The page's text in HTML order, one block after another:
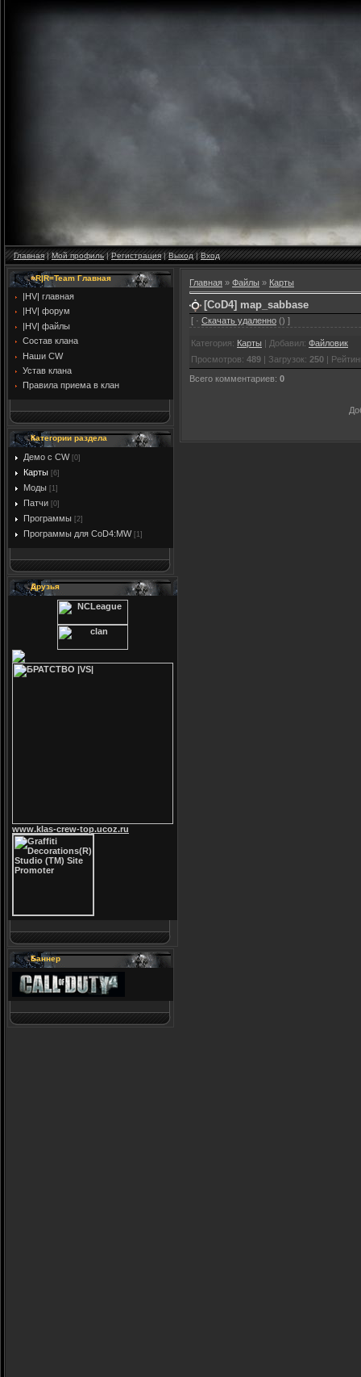
Главная|Мой профиль|Регистрация|Выход|Вход
=R|R=Team Главная
|HV| главная
|HV| форум
|HV| файлы
Cостав клана
Наши CW
Устав клана
Правила приема в клан
Категории раздела
Демо с CW [0]
Карты [6]
Моды [1]
Патчи [0]
Программы [2]
Программы для CoD4:MW [1]
Друзья
www.klas-crew-top.ucoz.ru
Баннер
Главная » Файлы » Карты
[CoD4] map_sabbase
[ · Скачать удаленно () ]
Категория: Карты | Добавил: Файловик
Просмотров: 489 | Загрузок: 250 |
Всего комментариев: 0